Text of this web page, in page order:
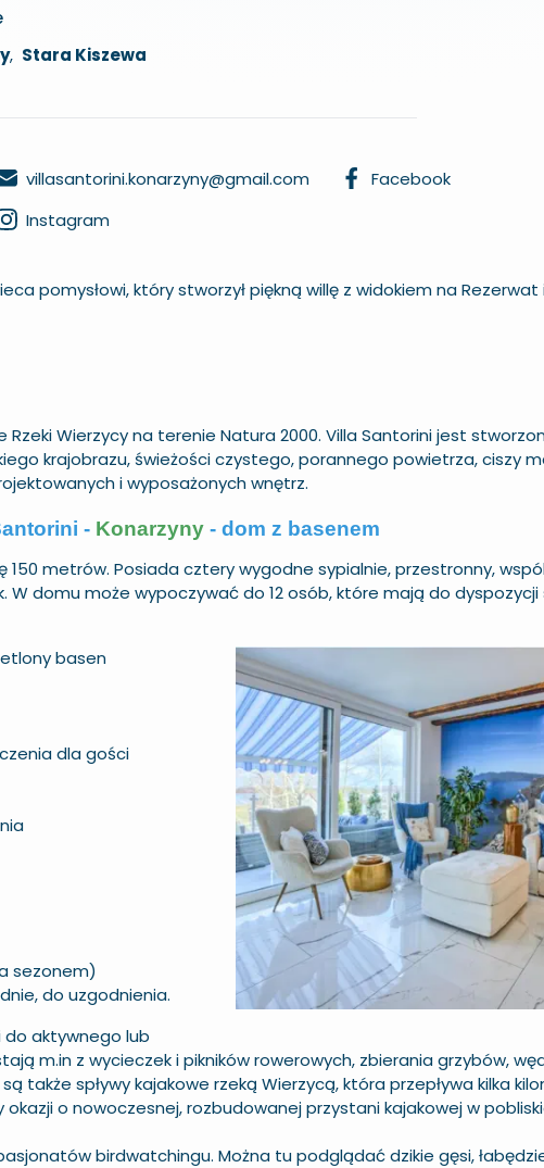
, Stara Kiszewa
villasantorini.konarzyny@gmail.com
Facebook
Instagram
pomysłowi, który stworzył piękną willę z widokiem na Rezerwat
Wierzycy na terenie Natura 2000. Villa Santorini jest
krajobrazu, świeżości czystego, porannego powietrza, ciszy
i wyposażonych wnętrz.
- Konarzyny- dom z basenem
metrów. Posiada cztery wygodne sypialnie, przestronny,
W domu może wypoczywać do 12 osób, które mają do
basen
dla gości
sezonem)
do uzgodnienia.
do aktywnego lub
m.in z wycieczek i pikników rowerowych, zbierania grzybów,
także spływy kajakowe rzeką Wierzycą, która przepływa kilka
o nowoczesnej, rozbudowanej przystani kajakowej w
birdwatchingu. Można tu podglądać dzikie gęsi,